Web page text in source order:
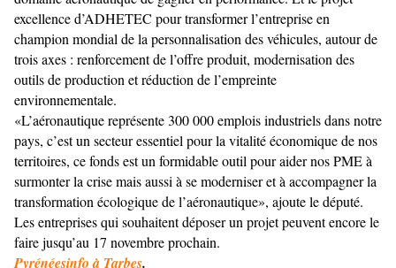
excellence d’ADHETEC pour transformer l’entreprise en
champion mondial de la personnalisation des véhicules, autour de
trois axes : renforcement de l’offre produit, modernisation des
outils de production et réduction de l’empreinte
environnementale.
«L’aéronautique représente 300 000 emplois industriels dans notre
pays, c’est un secteur essentiel pour la vitalité économique de nos
territoires, ce fonds est un formidable outil pour aider nos PME à
surmonter la crise mais aussi à se moderniser et à accompagner la
transformation écologique de l’aéronautique», ajoute le député.
Les entreprises qui souhaitent déposer un projet peuvent encore le
faire jusqu’au 17 novembre prochain.
Pyrénéesinfo à Tarbes.